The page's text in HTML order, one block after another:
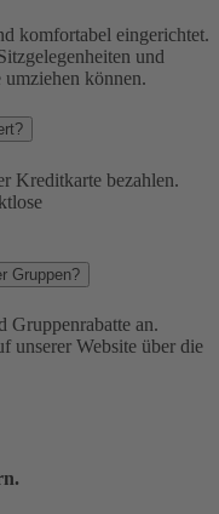
komfortabel eingerichtet.
und
können.
Kreditkarte bezahlen.
Gruppen?
Gruppenrabatte an.
unserer Website über die